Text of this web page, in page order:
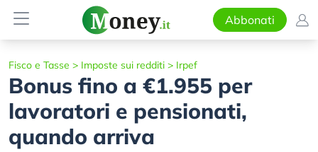
Abbonati
Fisco e Tasse > Imposte sui redditi > Irpef
Bonus fino a €1.955 per
lavoratori e pensionati,
quando arriva